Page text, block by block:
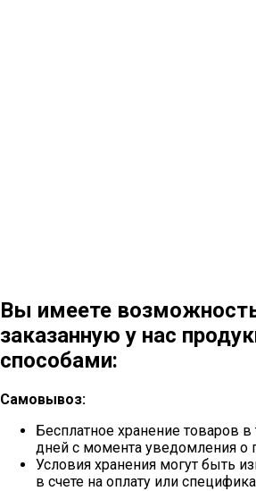
Вы имеете
заказанную у нас
способами:
Самовывоз:
Бесплатное хранение товаров в
дней с момента уведомления о
Условия хранения могут быть
в счете на оплату или